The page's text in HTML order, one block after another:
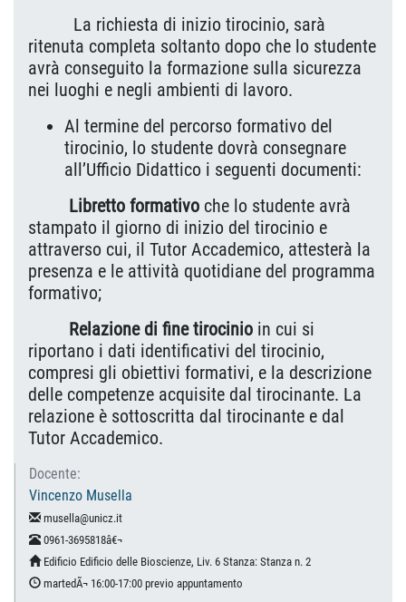
La richiesta di inizio tirocinio, sarà
ritenuta completa soltanto dopo che lo studente
avrà conseguito la formazione sulla sicurezza
nei luoghi e negli ambienti di lavoro.
Al termine del percorso formativo del
tirocinio, lo studente dovrà consegnare
all’Ufficio Didattico i seguenti documenti:
Libretto formativo che lo studente avrà
stampato il giorno di inizio del tirocinio e
attraverso cui, il Tutor Accademico, attesterà la
presenza e le attività quotidiane del programma
formativo;
Relazione di fine tirocinio in cui si
riportano i dati identificativi del tirocinio,
compresi gli obiettivi formativi, e la descrizione
delle competenze acquisite dal tirocinante. La
relazione è sottoscritta dal tirocinante e dal
Tutor Accademico.
Docente:
Vincenzo Musella
musella@unicz.it
0961-3695818â€¬
Edificio Edificio delle Bioscienze, Liv. 6 Stanza: Stanza n. 2
martedÃ¬ 16:00-17:00 previo appuntamento